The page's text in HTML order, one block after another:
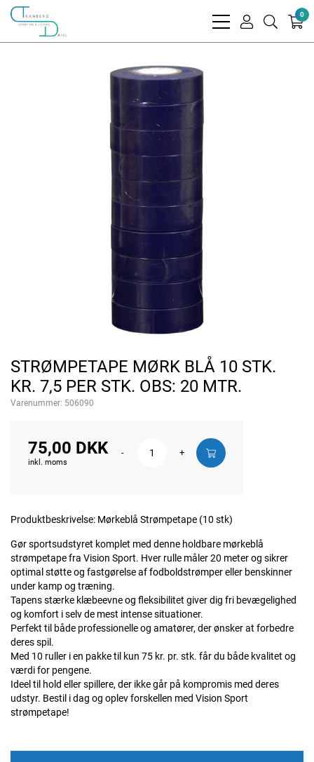
bars
user
search
0
STRØMPETAPE MØRK BLÅ 10 STK.
KR. 7,5 PER STK. OBS: 20 MTR.
Varenummer: 506090
75,00 DKK
inkl. moms
- +
Produktbeskrivelse: Mørkeblå Strømpetape (10 stk)
Gør sportsudstyret komplet med denne holdbare mørkeblå
strømpetape fra Vision Sport. Hver rulle måler 20 meter og sikrer
optimal støtte og fastgørelse af fodboldstrømper eller benskinner
under kamp og træning.
Tapens stærke klæbeevne og fleksibilitet giver dig fri bevægelighed
og komfort i selv de mest intense situationer.
Perfekt til både professionelle og amatører, der ønsker at forbedre
deres spil.
Med 10 ruller i en pakke til kun 75 kr. pr. stk. får du både kvalitet og
værdi for pengene.
Ideel til hold eller spillere, der ikke går på kompromis med deres
udstyr. Bestil i dag og oplev forskellen med Vision Sport
strømpetape!